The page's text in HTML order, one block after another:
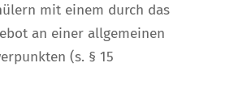
mit einem durch das
an einer allgemeinen
(s. § 15